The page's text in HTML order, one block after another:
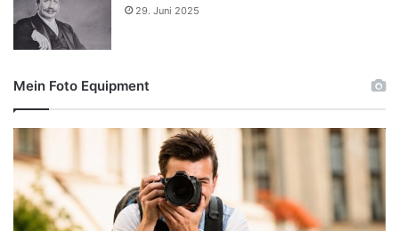
29. Juni 2025
Mein Foto Equipment